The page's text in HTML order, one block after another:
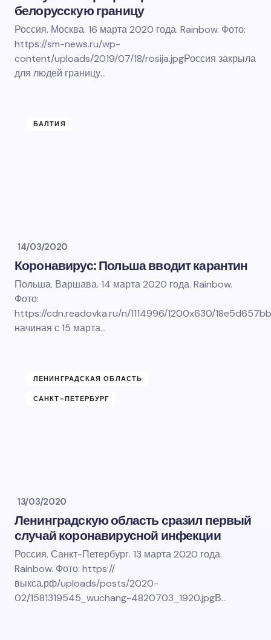
белорусскую границу
Россия. Москва. 16 марта 2020 года. Rainbow. Фото:
https://sm-news.ru/wp-
content/uploads/2019/07/18/rosija.jpgРоссия закрыла
для людей границу…
БАЛТИЯ
14/03/2020
Коронавирус: Польша вводит карантин
Польша. Варшава. 14 марта 2020 года. Rainbow.
Фото:
https://cdn.readovka.ru/n/1114996/1200x630/
начиная с 15 марта…
ЛЕНИНГРАДСКАЯ ОБЛАСТЬ
САНКТ-ПЕТЕРБУРГ
13/03/2020
Ленинградскую область сразил первый
случай коронавирусной инфекции
Россия. Санкт-Петербург. 13 марта 2020 года.
Rainbow. Фото: https://
выкса.рф/uploads/posts/2020-
02/1581319545_wuchang-4820703_1920.jpgВ…